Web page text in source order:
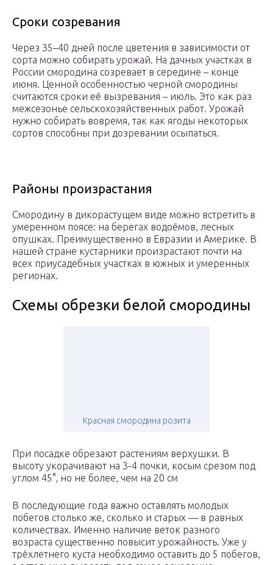
Сроки созревания
Через 35–40 дней после цветения в зависимости от
сорта можно собирать урожай. На дачных участках в
России смородина созревает в середине – конце
июня. Ценной особенностью черной смородины
считаются сроки её вызревания – июль. Это как раз
межсезонье сельскохозяйственных работ. Урожай
нужно собирать вовремя, так как ягоды некоторых
сортов способны при дозревании осыпаться.
Районы произрастания
Смородину в дикорастущем виде можно встретить в
умеренном поясе: на берегах водоёмов, лесных
опушках. Преимущественно в Евразии и Америке. В
нашей стране кустарники произрастают почти на
всех приусадебных участках в южных и умеренных
регионах.
Схемы обрезки белой смородины
Красная смородина розита
При посадке обрезают растениям верхушки. В
высоту укорачивают на 3-4 почки, косым срезом под
углом 45°, но не более, чем на 20 см
В последующие года важно оставлять молодых
побегов столько же, сколько и старых — в равных
количествах. Именно наличие веток разного
возраста существенно повысит урожайность. Уже у
трёхлетнего куста необходимо оставить до 5 побегов,